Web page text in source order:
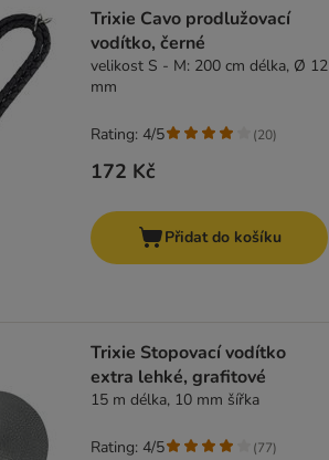
Trixie Cavo prodlužovací
vodítko, černé
velikost S - M: 200 cm délka, Ø 12
mm
172 Kč
Rating: 4/5 (20)
Přidat do košíku
Trixie Stopovací vodítko
extra lehké, grafitové
15 m délka, 10 mm šířka
Rating: 4/5 (77)